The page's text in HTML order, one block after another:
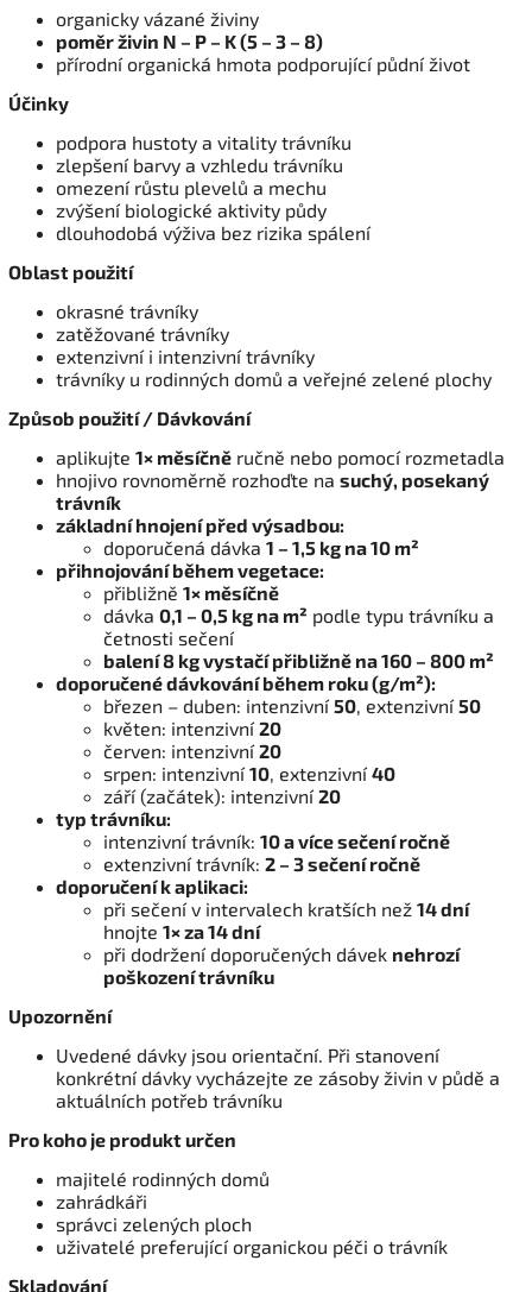
organicky vázané živiny
poměr živin N – P – K (5 – 3 – 8)
přírodní organická hmota podporující půdní život
Účinky
podpora hustoty a vitality trávníku
zlepšení barvy a vzhledu trávníku
omezení růstu plevelů a mechu
zvýšení biologické aktivity půdy
dlouhodobá výživa bez rizika spálení
Oblast použití
okrasné trávníky
zatěžované trávníky
extenzivní i intenzivní trávníky
trávníky u rodinných domů a veřejné zelené plochy
Způsob použití / Dávkování
aplikujte 1× měsíčně ručně nebo pomocí rozmetadla
hnojivo rovnoměrně rozhoďte na suchý, posekaný
trávník
základní hnojení před výsadbou:
doporučená dávka 1 – 1,5 kg na 10 m²
přihnojování během vegetace:
přibližně 1× měsíčně
dávka 0,1 – 0,5 kg na m² podle typu trávníku a
četnosti sečení
balení 8 kg vystačí přibližně na 160 – 800 m²
doporučené dávkování během roku (g/m²):
březen – duben: intenzivní50, extenzivní50
květen: intenzivní20
červen: intenzivní20
srpen: intenzivní10, extenzivní40
září (začátek): intenzivní20
typ trávníku:
intenzivní trávník: 10 a více sečení ročně
extenzivní trávník: 2 – 3 sečení ročně
doporučení k aplikaci:
při sečení v intervalech kratších než 14 dní
hnojte 1× za 14 dní
při dodržení doporučených dávek nehrozí
poškození trávníku
Upozornění
Uvedené dávky jsou orientační. Při stanovení
konkrétní dávky vycházejte ze zásoby živin v půdě a
aktuálních potřeb trávníku
Pro koho je produkt určen
majitelé rodinných domů
zahrádkáři
správci zelených ploch
uživatelé preferující organickou péči o trávník
Skladování